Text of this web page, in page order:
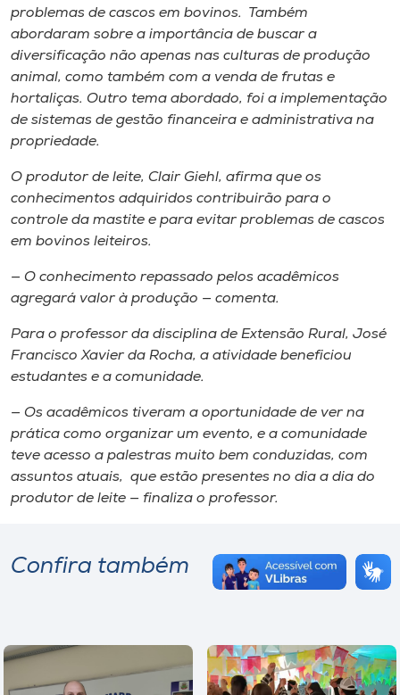
problemas de cascos em bovinos. Também
abordaram sobre a importância de buscar a
diversificação não apenas nas culturas de produção
animal, como também com a venda de frutas e
hortaliças. Outro tema abordado, foi a implementação
de sistemas de gestão financeira e administrativa na
propriedade.
O produtor de leite, Clair Giehl, afirma que os
conhecimentos adquiridos contribuirão para o
controle da mastite e para evitar problemas de cascos
em bovinos leiteiros.
— O conhecimento repassado pelos acadêmicos
agregará valor à produção — comenta.
Para o professor da disciplina de Extensão Rural, José
Francisco Xavier da Rocha, a atividade beneficiou
estudantes e a comunidade.
— Os acadêmicos tiveram a oportunidade de ver na
prática como organizar um evento, e a comunidade
teve acesso a palestras muito bem conduzidas, com
assuntos atuais, que estão presentes no dia a dia do
produtor de leite — finaliza o professor.
Confira também